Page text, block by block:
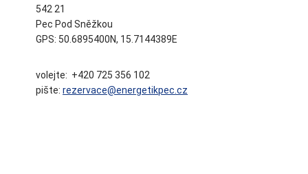
542 21
Pec Pod Sněžkou
GPS: 50.6895400N, 15.7144389E
volejte: +420 725 356 102
pište:rezervace@energetikpec.cz